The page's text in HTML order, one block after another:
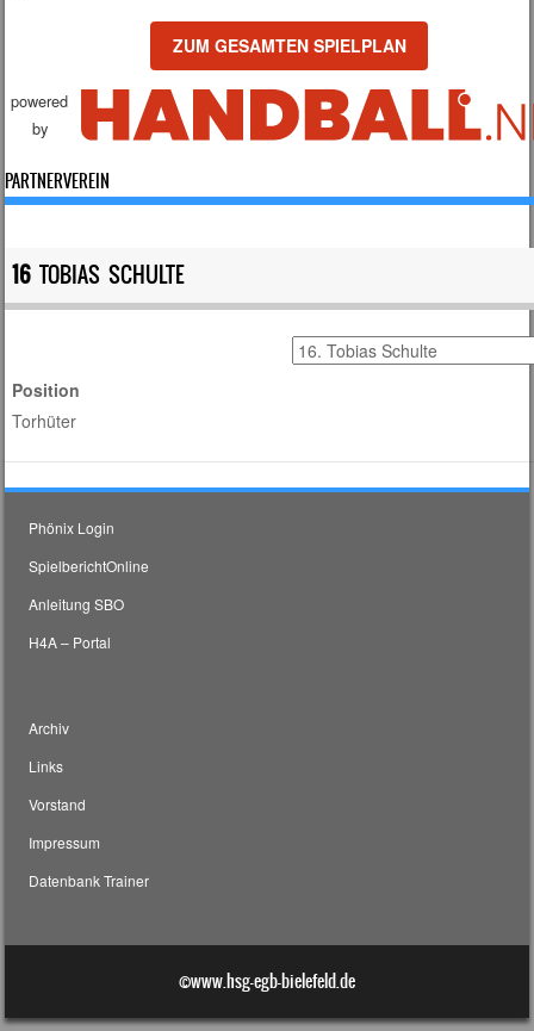
16 TOBIAS SCHULTE
Position
Torhüter
ZUM GESAMTEN SPIELPLAN
powered
by
PARTNERVEREIN
Phönix Login
SpielberichtOnline
Anleitung SBO
H4A – Portal
Archiv
Links
Vorstand
Impressum
Datenbank Trainer
©www.hsg-egb-bielefeld.de